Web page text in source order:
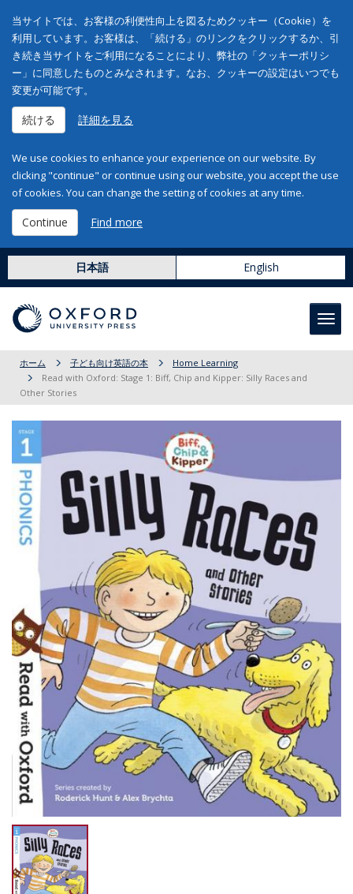
当サイトでは、お客様の利便性向上を図るためクッキー（Cookie）を
利用しています。お客様は、「続ける」のリンクをクリックするか、引
き続き当サイトをご利用になることにより、弊社の「クッキーポリシ
ー」に同意したものとみなされます。なお、クッキーの設定はいつでも
変更が可能です。
続ける 詳細を見る
We use cookies to enhance your experience on our website. By
clicking "continue" or continue using our website, you accept the use
of cookies. You can change the setting of cookies at any time.
Continue Find more
日本語 English
ホーム 子ども向け英語の本
Home Learning
Read with Oxford: Stage 1: Biff, Chip and Kipper: Silly Races and
Other Stories